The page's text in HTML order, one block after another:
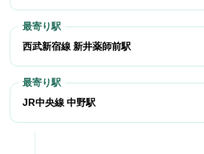
西武新宿線 新井薬師前駅
JR中央線 中野駅